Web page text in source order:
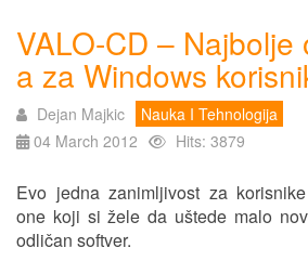
VALO-CD – Najbolje
a za Windows
Dejan Majkic
Nauka I Tehnologija
04 March 2012
Hits: 3879
Evo jedna zanimljivost za
one koji si žele da uštede malo
odličan softver.